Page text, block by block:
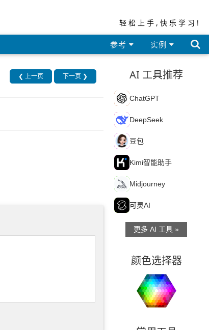
轻松上手,快乐学习!

实例
参考
❮ 上一页 下一页 ❯ AI 工具推荐
C ChatGPT
D DeepSeek
豆 豆包
K Kimi智能助手
M Midjourney
可 可灵AI
更多 AI 工具 »
颜色选择器